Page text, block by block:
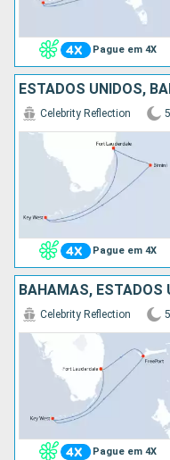
Pague em 4X
ESTADOS UNIDOS,
Pague em 4X
Celebrity Reflection
BAHAMAS, ESTADOS
Pague em 4X
Celebrity Reflection